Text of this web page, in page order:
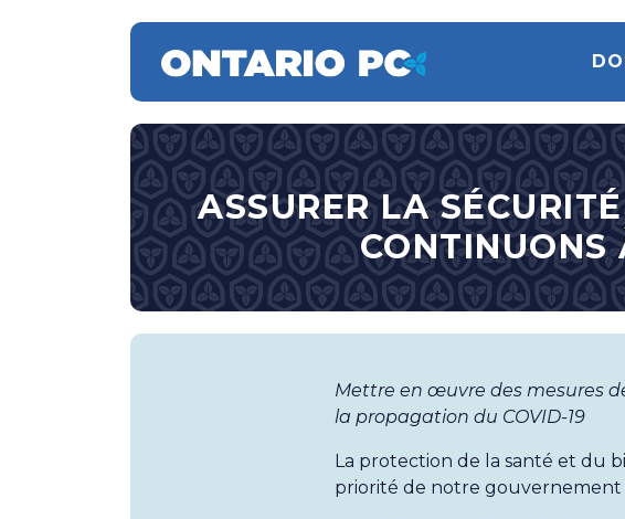
ASSURER LA
CONTINUONS
Mettre en œuvre des mesures
la propagation du COVID-19
La protection de la santé et du
priorité de notre gouvernement